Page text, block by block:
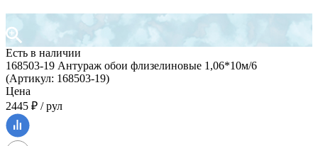
Есть в наличии
168503-19 Антураж обои флизелиновые 1,06*10м/6
(Артикул: 168503-19)
Цена
2445 ₽ / рул